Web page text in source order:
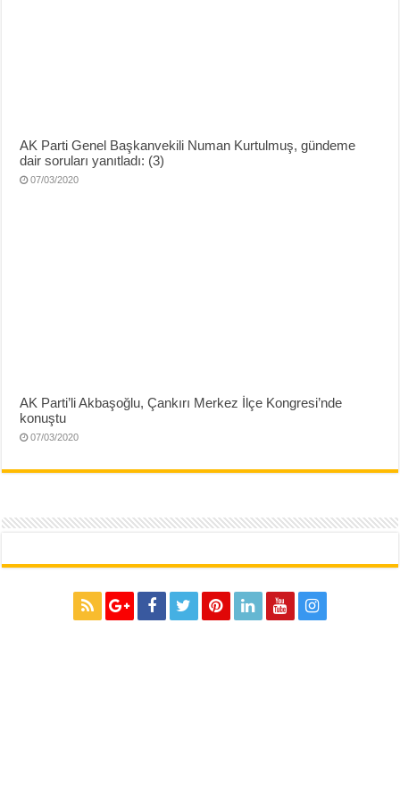
AK Parti Genel Başkanvekili Numan Kurtulmuş, gündeme
dair soruları yanıtladı: (3)
07/03/2020
AK Parti’li Akbaşoğlu, Çankırı Merkez İlçe Kongresi’nde
konuştu
07/03/2020